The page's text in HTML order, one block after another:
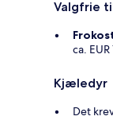
Valgfrie
ca.
Kjæledyr
Det